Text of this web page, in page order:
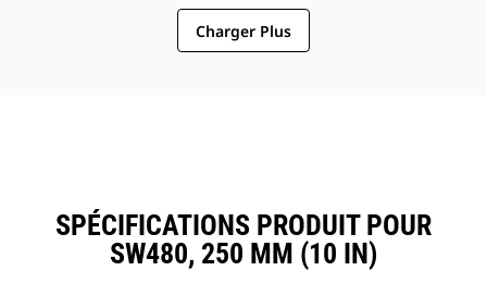
Charger Plus
SPÉCIFICATIONS PRODUIT POUR
SW480, 250 MM (10 IN)